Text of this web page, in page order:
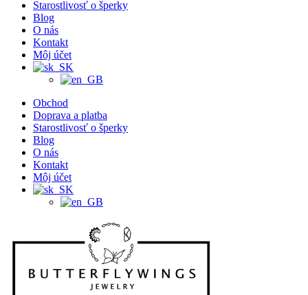
Starostlivosť o šperky
Blog
O nás
Kontakt
Môj účet
Obchod
Doprava a platba
Starostlivosť o šperky
Blog
O nás
Kontakt
Môj účet